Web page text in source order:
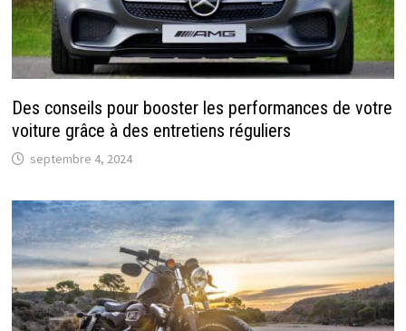
Des conseils pour booster les performances de votre
voiture grâce à des entretiens réguliers
septembre 4, 2024